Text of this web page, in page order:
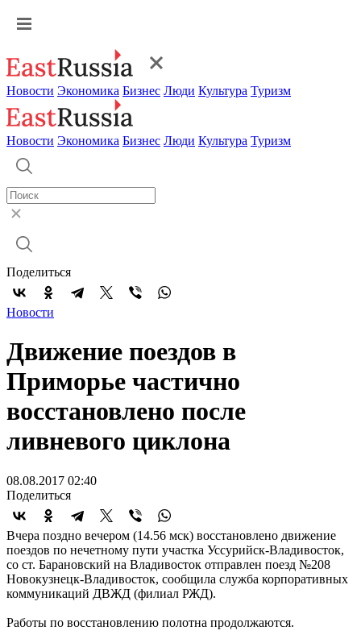
Новости Экономика Бизнес Люди Культура Туризм
Новости Экономика Бизнес Люди Культура Туризм
Поделиться
Новости
Движение поездов в
Приморье частично
восстановлено после
ливневого циклона
08.08.2017 02:40
Поделиться
Вчера поздно вечером (14.56 мск) восстановлено движение
поездов по нечетному пути участка Уссурийск-Владивосток,
со ст. Барановский на Владивосток отправлен поезд №208
Новокузнецк-Владивосток, сообщила служба корпоративных
коммуникаций ДВЖД (филиал РЖД).
Работы по восстановлению полотна продолжаются.